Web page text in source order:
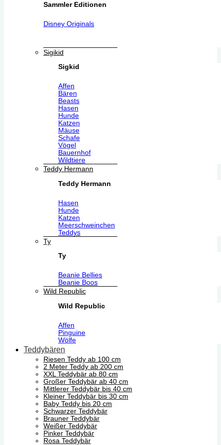
Sammler Editionen
Disney Originals
Sigikid
Sigkid
Affen
Bären
Beasts
Hasen
Hunde
Katzen
Mäuse
Schafe
Vögel
Bauernhof
Wildtiere
Teddy Hermann
Teddy Hermann
Hasen
Hunde
Katzen
Meerschweinchen
Teddys
Ty
Ty
Beanie Bellies
Beanie Boos
Wild Republic
Wild Republic
Affen
Pinguine
Wölfe
Teddybären
Riesen Teddy ab 100 cm
2 Meter Teddy ab 200 cm
XXL Teddybär ab 80 cm
Großer Teddybär ab 40 cm
Mittlerer Teddybär bis 40 cm
Kleiner Teddybär bis 30 cm
Baby Teddy bis 20 cm
Schwarzer Teddybär
Brauner Teddybär
Weißer Teddybär
Pinker Teddybär
Rosa Teddybär